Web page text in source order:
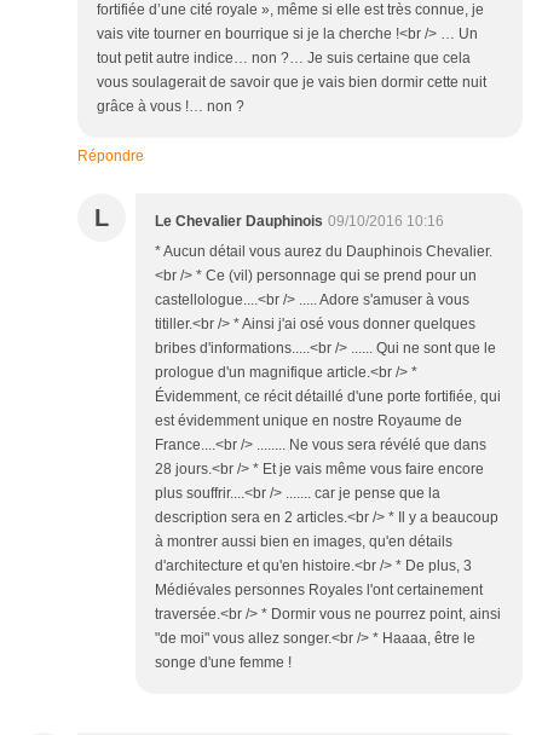
fortifiée d’une cité royale », même si elle est très connue, je
vais vite tourner en bourrique si je la cherche !<br /> … Un
tout petit autre indice… non ?… Je suis certaine que cela
vous soulagerait de savoir que je vais bien dormir cette nuit
grâce à vous !… non ?
Répondre
L Le Chevalier Dauphinois 09/10/2016 10:16
* Aucun détail vous aurez du Dauphinois Chevalier.
<br /> * Ce (vil) personnage qui se prend pour un
castellologue....<br /> ..... Adore s'amuser à vous
titiller.<br /> * Ainsi j'ai osé vous donner quelques
bribes d'informations.....<br /> ...... Qui ne sont que le
prologue d'un magnifique article.<br /> *
Évidemment, ce récit détaillé d'une porte fortifiée, qui
est évidemment unique en nostre Royaume de
France....<br /> ........ Ne vous sera révélé que dans
28 jours.<br /> * Et je vais même vous faire encore
plus souffrir....<br /> ....... car je pense que la
description sera en 2 articles.<br /> * Il y a beaucoup
à montrer aussi bien en images, qu'en détails
d'architecture et qu'en histoire.<br /> * De plus, 3
Médiévales personnes Royales l'ont certainement
traversée.<br /> * Dormir vous ne pourrez point, ainsi
"de moi" vous allez songer.<br /> * Haaaa, être le
songe d'une femme !